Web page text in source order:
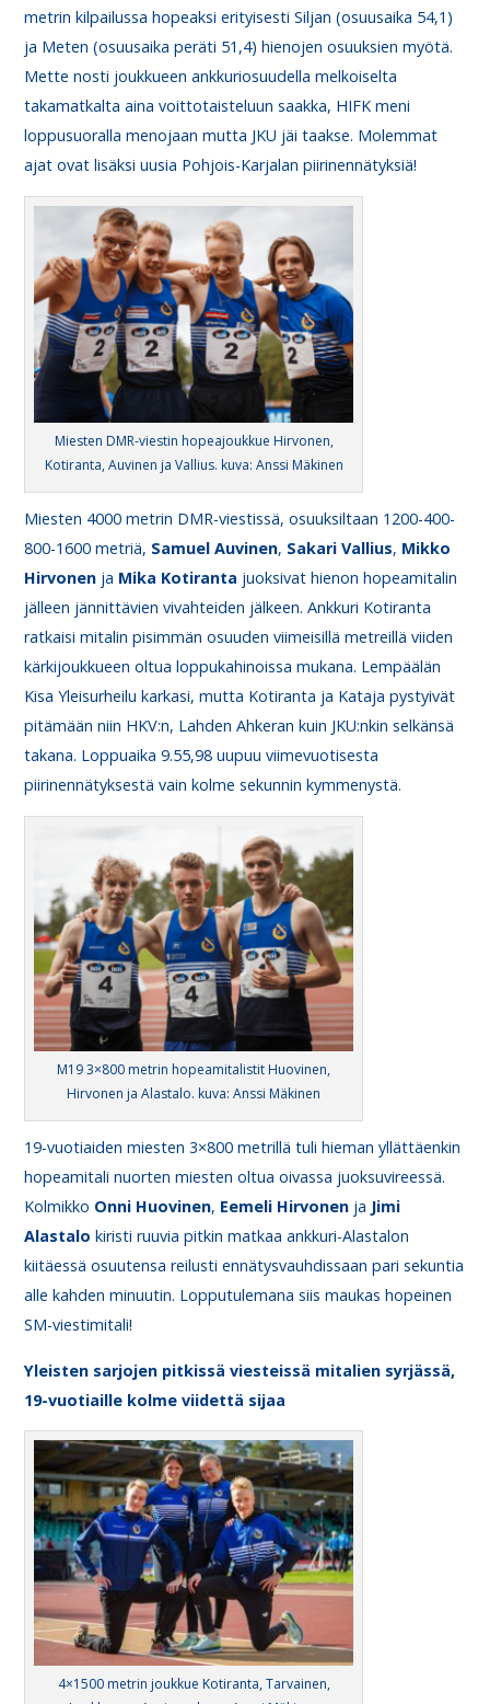
metrin kilpailussa hopeaksi erityisesti Siljan (osuusaika 54,1)
ja Meten (osuusaika peräti 51,4) hienojen osuuksien myötä.
Mette nosti joukkueen ankkuriosuudella melkoiselta
takamatkalta aina voittotaisteluun saakka, HIFK meni
loppusuoralla menojaan mutta JKU jäi taakse. Molemmat
ajat ovat lisäksi uusia Pohjois-Karjalan piirinennätyksiä!
Miesten DMR-viestin hopeajoukkue Hirvonen,
Kotiranta, Auvinen ja Vallius. kuva: Anssi Mäkinen
Miesten 4000 metrin DMR-viestissä, osuuksiltaan 1200-400-
800-1600 metriä, Samuel Auvinen, Sakari Vallius, Mikko
Hirvonen ja Mika Kotiranta juoksivat hienon hopeamitalin
jälleen jännittävien vivahteiden jälkeen. Ankkuri Kotiranta
ratkaisi mitalin pisimmän osuuden viimeisillä metreillä viiden
kärkijoukkueen oltua loppukahinoissa mukana. Lempäälän
Kisa Yleisurheilu karkasi, mutta Kotiranta ja Kataja pystyivät
pitämään niin HKV:n, Lahden Ahkeran kuin JKU:nkin selkänsä
takana. Loppuaika 9.55,98 uupuu viimevuotisesta
piirinennätyksestä vain kolme sekunnin kymmenystä.
M19 3×800 metrin hopeamitalistit Huovinen,
Hirvonen ja Alastalo. kuva: Anssi Mäkinen
19-vuotiaiden miesten 3×800 metrillä tuli hieman yllättäenkin
hopeamitali nuorten miesten oltua oivassa juoksuvireessä.
Kolmikko Onni Huovinen, Eemeli Hirvonen ja Jimi
Alastalo kiristi ruuvia pitkin matkaa ankkuri-Alastalon
kiitäessä osuutensa reilusti ennätysvauhdissaan pari sekuntia
alle kahden minuutin. Lopputulemana siis maukas hopeinen
SM-viestimitali!
Yleisten sarjojen pitkissä viesteissä mitalien syrjässä,
19-vuotiaille kolme viidettä sijaa
4×1500 metrin joukkue Kotiranta, Tarvainen,